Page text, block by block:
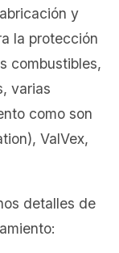
y
la protección
combustibles,
varias
como son
ValVex,
detalles de